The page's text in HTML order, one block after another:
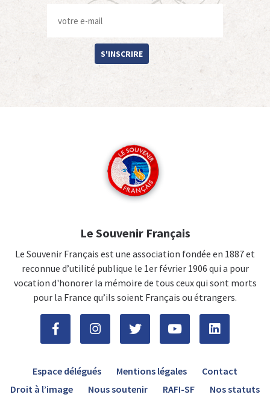
S'INSCRIRE
Le Souvenir Français
Le Souvenir Français est une association fondée en 1887 et
reconnue d’utilité publique le 1er février 1906 qui a pour
vocation d'honorer la mémoire de tous ceux qui sont morts
pour la France qu’ils soient Français ou étrangers.
Espace délégués Mentions légales
Contact
Droit à l’image
Nous soutenir RAFI-SF Nos statuts